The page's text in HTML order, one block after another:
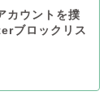
カウントを撲
ブロックリス